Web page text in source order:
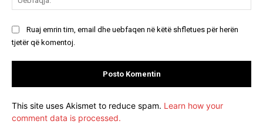
Ruaj emrin tim, email dhe uebfaqen në këtë shfletues për herën
tjetër që komentoj.
This site uses Akismet to reduce spam. Learn how your
comment data is processed.